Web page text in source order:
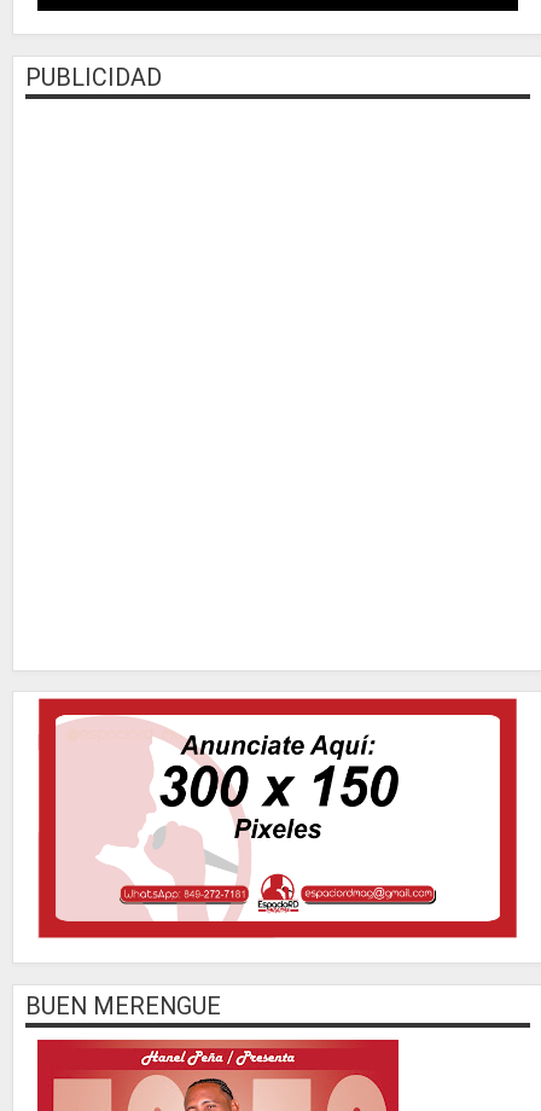
PUBLICIDAD
BUEN MERENGUE